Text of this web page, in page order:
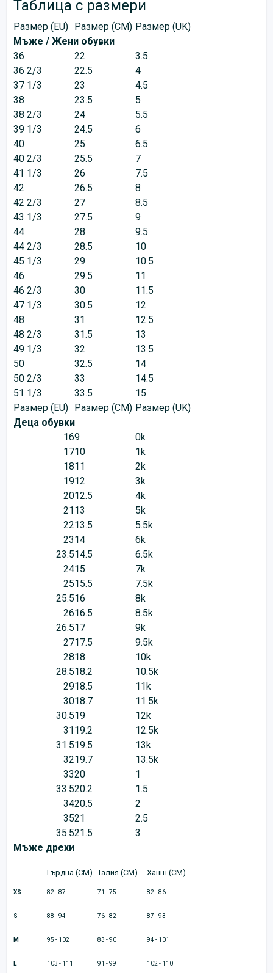
Таблица с размери
Размер (EU) Размер (CM) Размер (UK)
Мъже / Жени обувки
36
22
3.5
36 2/3
22.5
4
37 1/3
23
4.5
38
23.5
5
38 2/3
24
5.5
39 1/3
24.5
6
40
25
6.5
40 2/3
25.5
7
41 1/3
26
7.5
42
26.5
8
42 2/3
27
8.5
43 1/3
27.5
9
44
28
9.5
44 2/3
28.5
10
45 1/3
29
10.5
46
29.5
11
46 2/3
30
11.5
47 1/3
30.5
12
48
31
12.5
48 2/3
31.5
13
49 1/3
32
13.5
50
32.5
14
50 2/3
33
14.5
51 1/3
33.5
15
Размер (EU) Размер (CM) Размер (UK)
Деца обувки
169
0k
1710
1k
1811
2k
1912
3k
2012.5
4k
2113
5k
2213.5
5.5k
2314
6k
23.514.5
6.5k
2415
7k
2515.5
7.5k
25.516
8k
2616.5
8.5k
26.517
9k
2717.5
9.5k
2818
10k
28.518.2
10.5k
2918.5
11k
3018.7
11.5k
30.519
12k
3119.2
12.5k
31.519.5
13k
3219.7
13.5k
3320
1
33.520.2
1.5
3420.5
2
3521
2.5
35.521.5
3
Мъже дрехи
Гърдна (CM) Талия (CM) Ханш (CM)
XS 82 - 87 71 - 75 82 - 86
S 88 - 94 76 - 82 87 - 93
M 95 - 102 83 - 90 94 - 101
L 103 - 111 91 - 99 102 - 110